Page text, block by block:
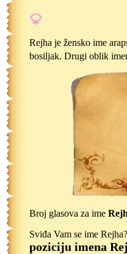
Rejha je žensko ime
bosiljak. Drugi oblik
Broj glasova za ime
Sviđa Vam se ime
poziciju imena